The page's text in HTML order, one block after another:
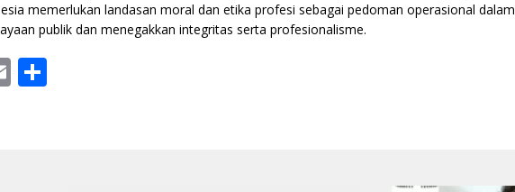
memerlukan landasan moral dan etika profesi sebagai pedoman operasional dalam
publik dan menegakkan integritas serta profesionalisme.
E